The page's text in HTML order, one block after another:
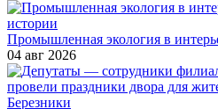
Промышленная экология в
04 авг 2026